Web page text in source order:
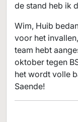
de stand heb ik
Wim, Huib
voor het
team hebt
oktober tegen
het wordt volle
Saende!